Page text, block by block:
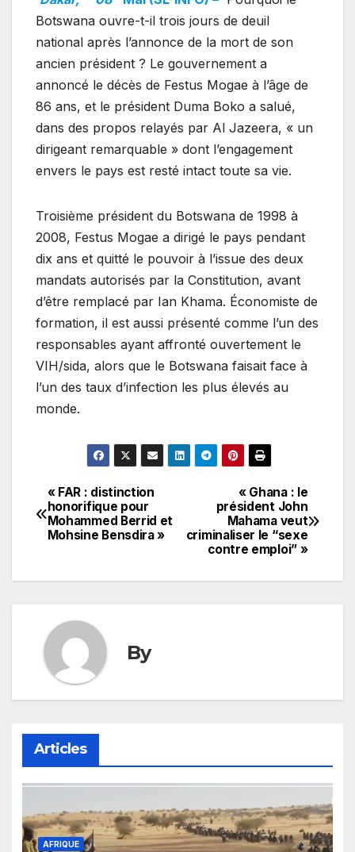
Botswana ouvre-t-il trois jours de deuil
national après l’annonce de la mort de son
ancien président ? Le gouvernement a
annoncé le décès de Festus Mogae à l’âge de
86 ans, et le président Duma Boko a salué,
dans des propos relayés par Al Jazeera, « un
dirigeant remarquable » dont l’engagement
envers le pays est resté intact toute sa vie.
Troisième président du Botswana de 1998 à
2008, Festus Mogae a dirigé le pays pendant
dix ans et quitté le pouvoir à l’issue des deux
mandats autorisés par la Constitution, avant
d’être remplacé par Ian Khama. Économiste de
formation, il est aussi présenté comme l’un des
responsables ayant affronté ouvertement le
VIH/sida, alors que le Botswana faisait face à
l’un des taux d’infection les plus élevés au
monde.
Navigation
de
« Ghana : le
président John
Mahama veut
criminaliser le “sexe
contre emploi” »
« FAR : distinction
honorifique pour
Mohammed Berrid et
Mohsine Bensdira »
By
Articles
AFRIQUE